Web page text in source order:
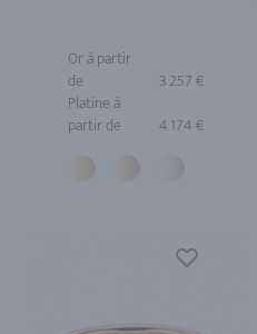
Or à partir
de
3 257 €
Platine à
partir de
4 174 €